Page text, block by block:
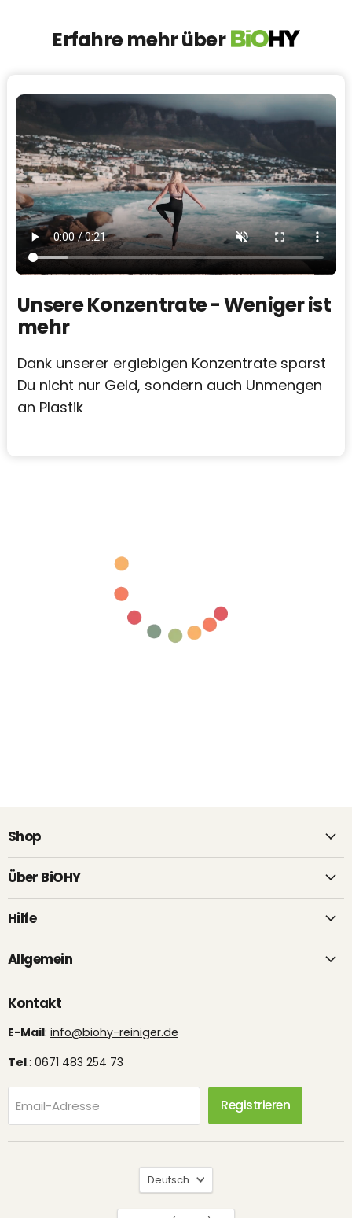
Erfahre mehr über
Unsere Konzentrate - Weniger ist
mehr
Dank unserer ergiebigen Konzentrate sparst
Du nicht nur Geld, sondern auch Unmengen
an Plastik
Shop
Über BiOHY
Hilfe
Allgemein
Kontakt
E-Mail: info@biohy-reiniger.de
Tel.: 0671 483 254 73
Email-Adresse Registrieren
Sprache
Deutsch